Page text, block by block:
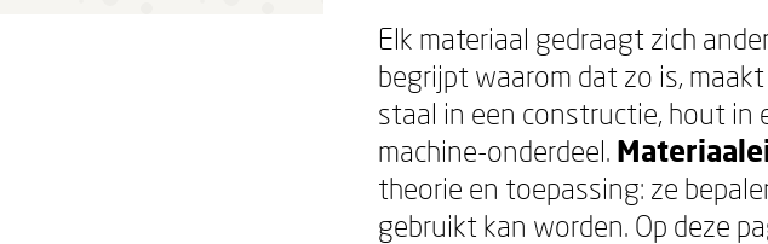
Elk materiaal gedraagt zich
begrijpt waarom dat zo is,
staal in een constructie, hout
machine-onderdeel.
theorie en toepassing: ze
gebruikt kan worden. Op deze